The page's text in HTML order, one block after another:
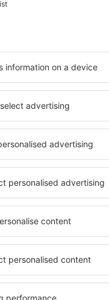
Hoteluri în Park City
Hoteluri în Palm Springs
- orașe
Hoteluri în Sorbo
Hoteluri în Menderes
Hoteluri în San Jose Peten
Hoteluri în Casariche
- regiuni